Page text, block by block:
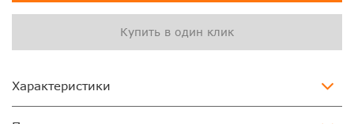
Купить в один клик
Характеристики